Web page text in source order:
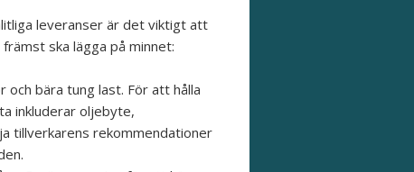
leveranser är det viktigt att
ska lägga på minnet:
bära tung last. För att hålla
inkluderar oljebyte,
tillverkarens rekommendationer